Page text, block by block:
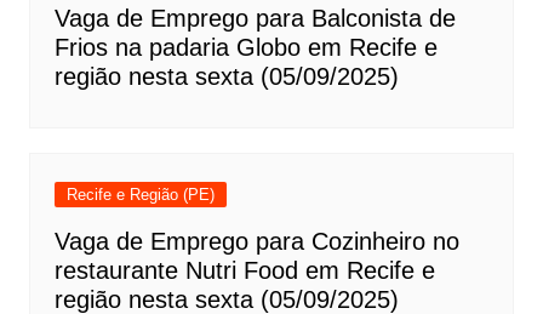
Vaga de Emprego para Balconista de
Frios na padaria Globo em Recife e
região nesta sexta (05/09/2025)
Recife e Região (PE)
Vaga de Emprego para Cozinheiro no
restaurante Nutri Food em Recife e
região nesta sexta (05/09/2025)